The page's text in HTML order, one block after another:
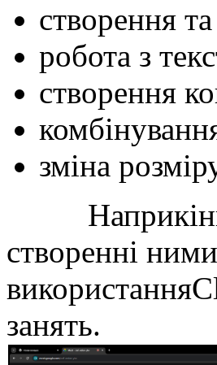
створення
робота з
створення
зміна
Наприкінці
створенні
занять.